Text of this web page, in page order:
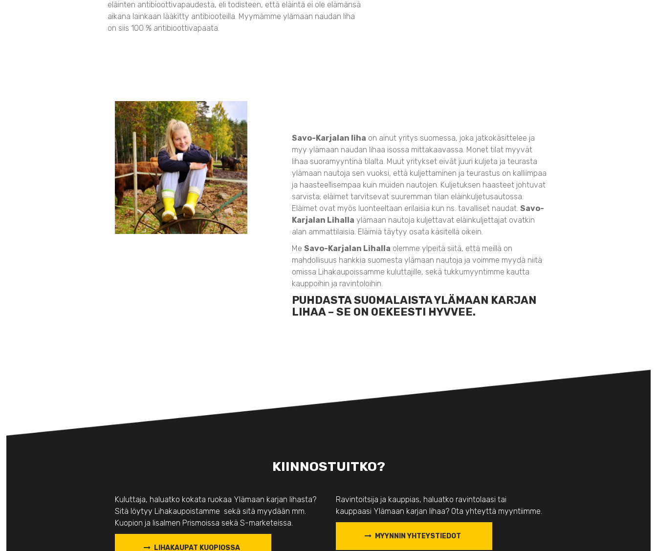
eläinten antibioottivapaudesta, eli todisteen, että eläintä ei ole elämänsä
aikana lainkaan lääkitty antibiooteilla. Myymämme ylämaan naudan liha
on siis 100 % antibioottivapaata.
Savo-Karjalan liha on ainut yritys suomessa, joka jatkokäsittelee ja
myy ylämaan naudan lihaa isossa mittakaavassa. Monet tilat myyvät
lihaa suoramyyntinä tilalta. Muut yritykset eivät juuri kuljeta ja teurasta
ylämaan nautoja sen vuoksi, että kuljettaminen ja teurastus on kalliimpaa
ja haasteellisempaa kuin muiden nautojen. Kuljetuksen haasteet johtuvat
sarvista; eläimet tarvitsevat suuremman tilan eläinkuljetusautossa.
Eläimet ovat myös luonteeltaan erilaisia kun ns. tavalliset naudat. Savo-
Karjalan Lihalla ylämaan nautoja kuljettavat eläinkuljettajat ovatkin
alan ammattilaisia. Eläimiä täytyy osata käsitellä oikein.
Me Savo-Karjalan Lihalla olemme ylpeitä siitä, että meillä on
mahdollisuus hankkia suomesta ylämaan nautoja ja voimme myydä niitä
omissa Lihakaupoissamme kuluttajille, sekä tukkumyyntimme kautta
kauppoihin ja ravintoloihin.
PUHDASTA SUOMALAISTA YLÄMAAN KARJAN
LIHAA – SE ON OEKEESTI HYVVEE.
KIINNOSTUITKO?
Kuluttaja, haluatko kokata ruokaa Ylämaan karjan lihasta?
Sitä löytyy Lihakaupoistamme sekä sitä myydään mm.
Kuopion ja Iisalmen Prismoissa sekä S-marketeissa.
LIHAKAUPAT KUOPIOSSA
Ravintoitsija ja kauppias, haluatko ravintolaasi tai
kauppaasi Ylämaan karjan lihaa? Ota yhteyttä myyntiimme.
MYYNNIN YHTEYSTIEDOT